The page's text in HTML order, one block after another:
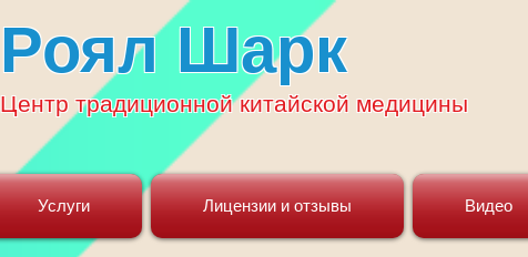
Роял Шарк
Центртрадиционнойкитайской медицины
Услуги Лицензии и отзывы Видео